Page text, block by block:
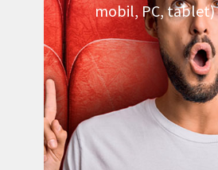
mobil, PC, tablet)